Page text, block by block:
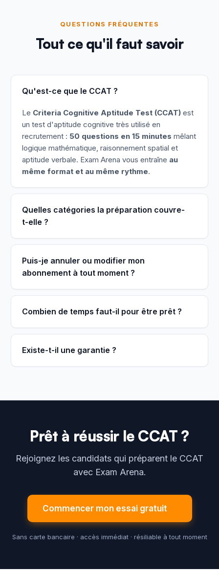
QUESTIONS FRÉQUENTES
Tout ce qu'il faut savoir
Qu'est-ce que le CCAT ?
Le Criteria Cognitive Aptitude Test (CCAT) est
un test d'aptitude cognitive très utilisé en
recrutement : 50 questions en 15 minutes mêlant
logique mathématique, raisonnement spatial et
aptitude verbale. Exam Arena vous entraîne au
même format et au même rythme.
Quelles catégories la préparation couvre-
t-elle ?
Puis-je annuler ou modifier mon
abonnement à tout moment ?
Combien de temps faut-il pour être prêt ?
Existe-t-il une garantie ?
Prêt à réussir le CCAT ?
Rejoignez les candidats qui préparent le CCAT
avec Exam Arena.
Commencer mon essai gratuit
Sans carte bancaire · accès immédiat · résiliable à tout moment